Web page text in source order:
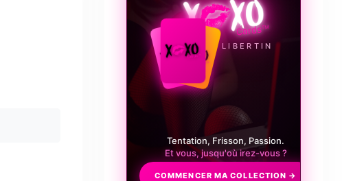
LE JEU LIBERTIN
Tentation, Frisson, Passion.
Et vous, jusqu'où irez-vous ?
COMMENCER MA COLLECTION →